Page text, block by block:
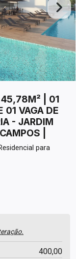
45,78M² | 01
01 VAGA DE
- JARDIM
|
para
400,00